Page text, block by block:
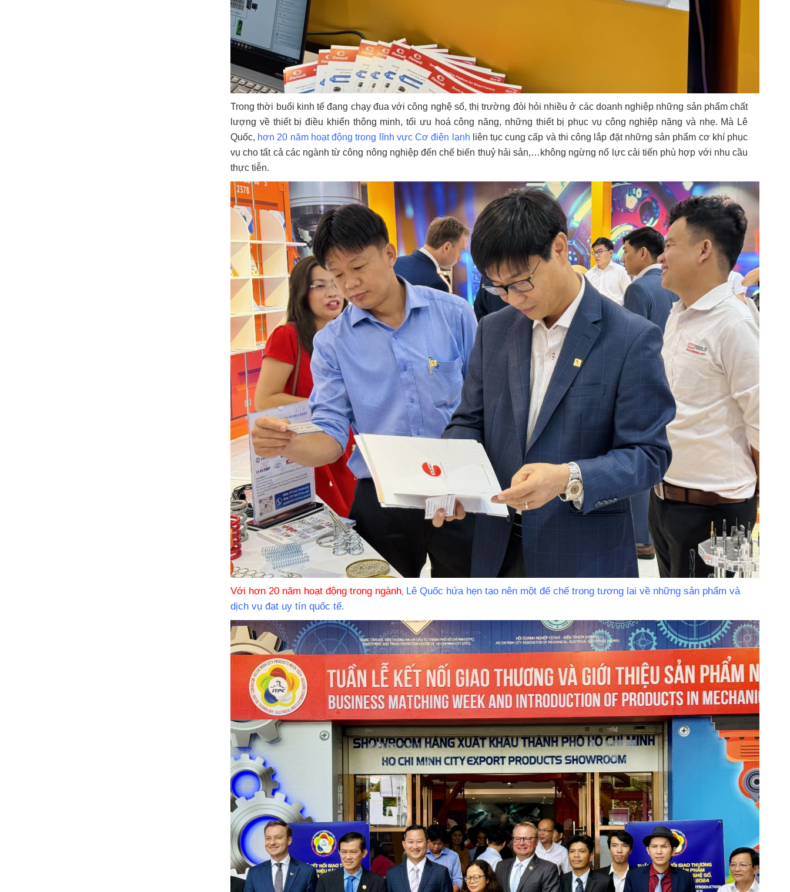
Trong thời buổi kinh tế đang chạy đua với công nghệ số, thị trường đòi hỏi nhiều ở các doanh nghiệp những sản phẩm chất
lượng về thiết bị điều khiển thông minh, tối ưu hoá công năng, những thiết bị phục vụ công nghiệp nặng và nhẹ. Mà Lê
Quốc, hơn 20 năm hoạt động trong lĩnh vực Cơ điện lạnh liên tục cung cấp và thi công lắp đặt những sản phẩm cơ khí phục
vụ cho tất cả các ngành từ công nông nghiệp đến chế biến thuỷ hải sản,…không ngừng nổ lực cải tiến phù hợp với nhu cầu
thực tiễn.
Với hơn 20 năm hoạt động trong ngành Lê Quốc hứa hẹn tạo nên một đế chế trong tương lai về những sản phẩm và
dịch vụ đạt uy tín quốc tế.